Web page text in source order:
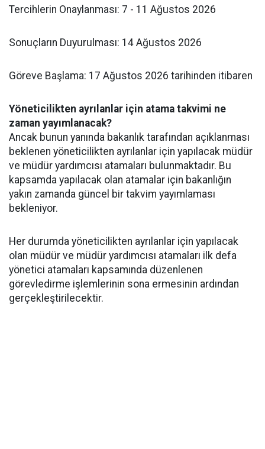
​Tercihlerin Onaylanması: 7 - 11 Ağustos 2026
​Sonuçların Duyurulması: 14 Ağustos 2026
​Göreve Başlama: 17 Ağustos 2026 tarihinden itibaren
Yöneticilikten ayrılanlar için atama takvimi ne
zaman yayımlanacak?
Ancak bunun yanında bakanlık tarafından açıklanması
beklenen yöneticilikten ayrılanlar için yapılacak müdür
ve müdür yardımcısı atamaları bulunmaktadır. Bu
kapsamda yapılacak olan atamalar için bakanlığın
yakın zamanda güncel bir takvim yayımlaması
bekleniyor.
Her durumda yöneticilikten ayrılanlar için yapılacak
olan müdür ve müdür yardımcısı atamaları ilk defa
yönetici atamaları kapsamında düzenlenen
görevledirme işlemlerinin sona ermesinin ardından
gerçekleştirilecektir.